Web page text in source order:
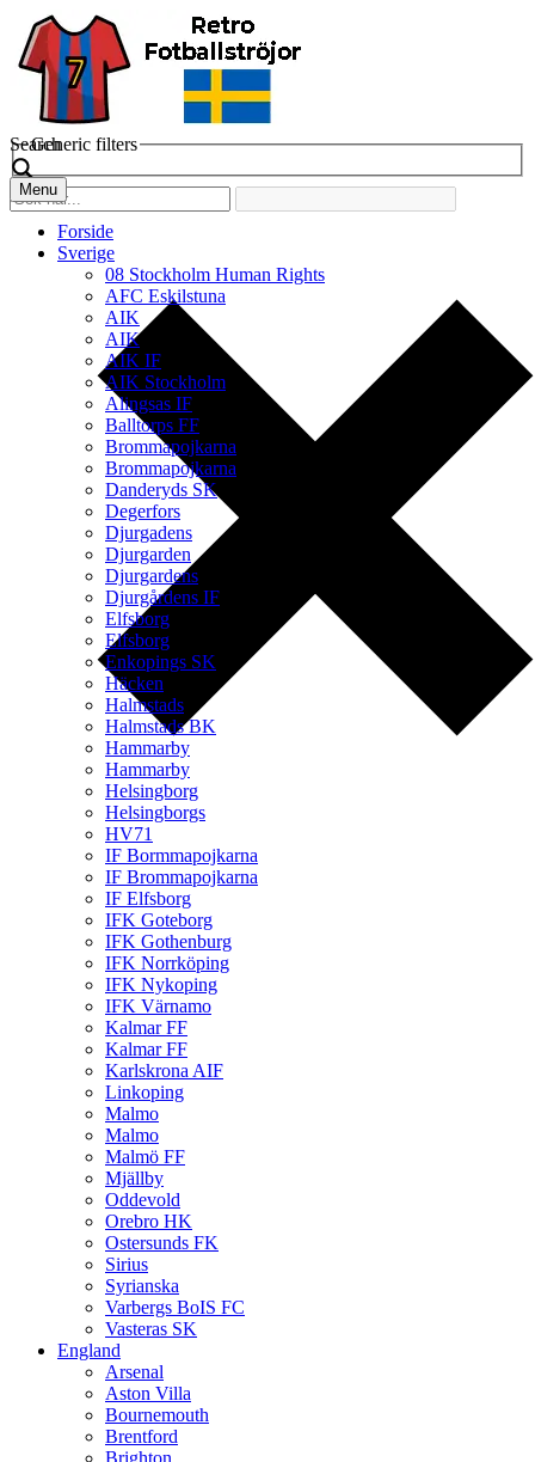
Search
Generic filters
Menu
Forside
Sverige
08 Stockholm Human Rights
AFC Eskilstuna
AIK
AIK
AIK IF
AIK Stockholm
Alingsas IF
Balltorps FF
Brommapojkarna
Brommapojkarna
Danderyds SK
Degerfors
Djurgadens
Djurgarden
Djurgardens
Djurgårdens IF
Elfsborg
Elfsborg
Enkopings SK
Häcken
Halmstads
Halmstads BK
Hammarby
Hammarby
Helsingborg
Helsingborgs
HV71
IF Bormmapojkarna
IF Brommapojkarna
IF Elfsborg
IFK Goteborg
IFK Gothenburg
IFK Norrköping
IFK Nykoping
IFK Värnamo
Kalmar FF
Kalmar FF
Karlskrona AIF
Linkoping
Malmo
Malmo
Malmö FF
Mjällby
Oddevold
Orebro HK
Ostersunds FK
Sirius
Syrianska
Varbergs BoIS FC
Vasteras SK
England
Arsenal
Aston Villa
Bournemouth
Brentford
Brighton